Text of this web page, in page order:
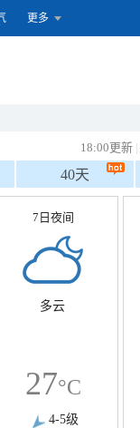
更多
18:00更新 |
40天
7日夜间
多云
27°C
4-5级